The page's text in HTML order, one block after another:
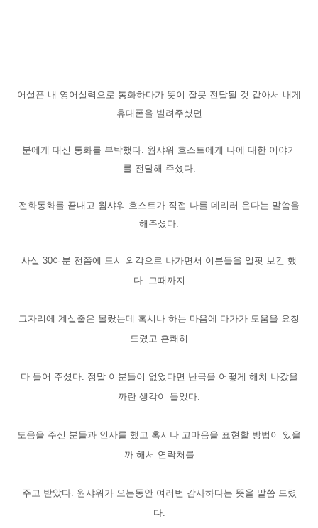
어설픈 내 영어실력으로 통화하다가 뜻이 잘못 전달될 것 같아서 내게
휴대폰을 빌려주셨던
분에게 대신 통화를 부탁했다. 웜샤워 호스트에게 나에 대한 이야기
를 전달해 주셨다.
전화통화를 끝내고 웜샤워 호스트가 직접 나를 데리러 온다는 말씀을
해주셨다.
사실 30여분 전쯤에 도시 외각으로 나가면서 이분들을 얼핏 보긴 했
다. 그때까지
그자리에 계실줄은 몰랐는데 혹시나 하는 마음에 다가가 도움을 요청
드렸고 흔쾌히
다 들어 주셨다. 정말 이분들이 없었다면 난국을 어떻게 해쳐 나갔을
까란 생각이 들었다.
도움을 주신 분들과 인사를 했고 혹시나 고마음을 표현할 방법이 있을
까 해서 연락처를
주고 받았다. 웜샤워가 오는동안 여러번 감사하다는 뜻을 말씀 드렸
다.